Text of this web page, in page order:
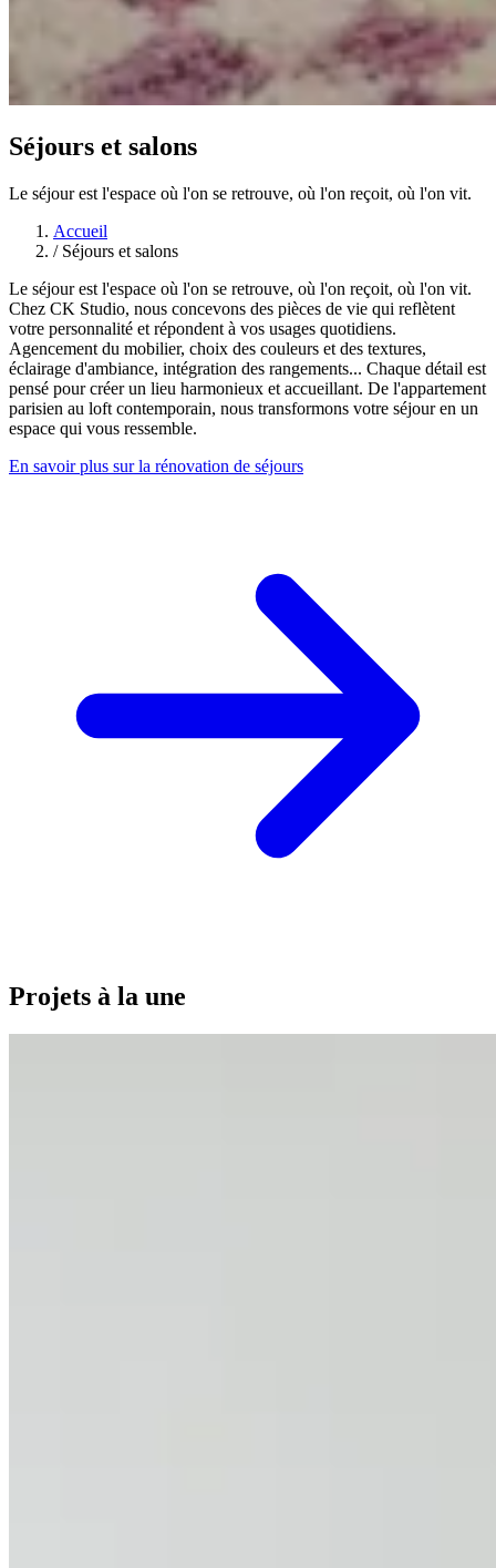
Séjours et salons
Le séjour est l'espace où l'on se retrouve, où l'on reçoit, où l'on vit.
Accueil
/ Séjours et salons
Le séjour est l'espace où l'on se retrouve, où l'on reçoit, où l'on vit.
Chez CK Studio, nous concevons des pièces de vie qui reflètent
votre personnalité et répondent à vos usages quotidiens.
Agencement du mobilier, choix des couleurs et des textures,
éclairage d'ambiance, intégration des rangements... Chaque détail est
pensé pour créer un lieu harmonieux et accueillant. De l'appartement
parisien au loft contemporain, nous transformons votre séjour en un
espace qui vous ressemble.
En savoir plus sur la rénovation de séjours
Projets à la une